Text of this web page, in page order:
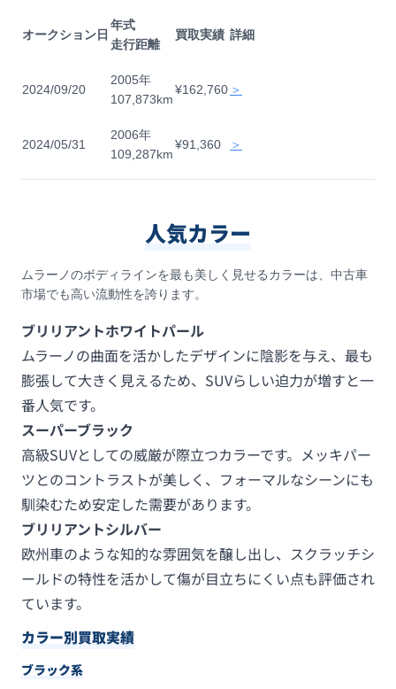
オークション日
年式
走行距離
買取実績 詳細
2024/09/20
2005年
107,873km
¥162,760 ＞
2024/05/31
2006年
109,287km
¥91,360 ＞
人気カラー
ムラーノのボディラインを最も美しく見せるカラーは、中古車
市場でも高い流動性を誇ります。
ブリリアントホワイトパール
ムラーノの曲面を活かしたデザインに陰影を与え、最も
膨張して大きく見えるため、SUVらしい迫力が増すと一
番人気です。
スーパーブラック
高級SUVとしての威厳が際立つカラーです。メッキパー
ツとのコントラストが美しく、フォーマルなシーンにも
馴染むため安定した需要があります。
ブリリアントシルバー
欧州車のような知的な雰囲気を醸し出し、スクラッチシ
ールドの特性を活かして傷が目立ちにくい点も評価され
ています。
カラー別買取実績
ブラック系